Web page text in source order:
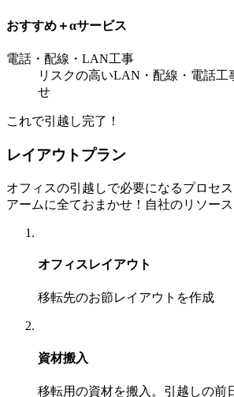
おすすめ＋αサービス
電話・配線・LAN工事
リスクの高いLAN・配線・電話工
せ
これで引越し完了！
レイアウトプラン
オフィスの引越しで必要になるプロセ
アームに全ておまかせ！自社のリソー
オフィスレイアウト
移転先のお節レイアウトを作成
資材搬入
移転用の資材を搬入。引越しの前